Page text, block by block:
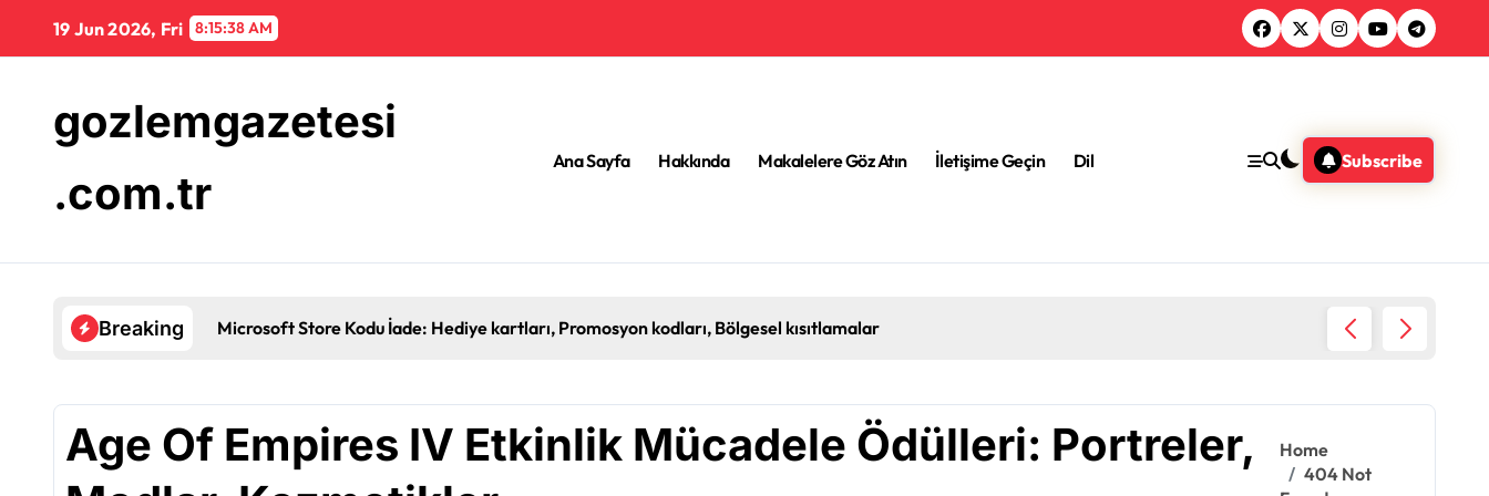
content
19 Jun 2026, Fri 8:15:39 AM
gozlemgazetesi
.com.tr
Ana Sayfa Hakkında Makalelere Göz Atın İletişime Geçin Dil Subscribe
Breaking Microsoft Store Kodu İade: Hediye kartları, Promosyon kodları, Bölgesel kısıtlamalar
Age Of Empires IV Etkinlik Mücadele Ödülleri: Portreler,
Home
404 Not